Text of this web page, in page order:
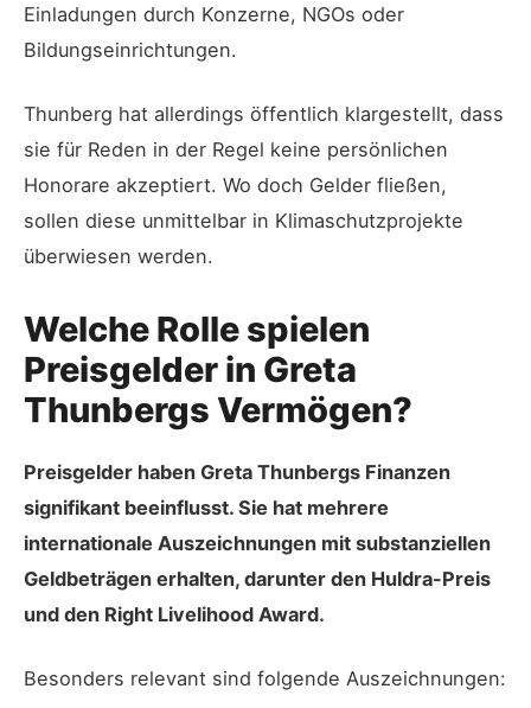
Einladungen durch Konzerne, NGOs oder
Bildungseinrichtungen.
Thunberg hat allerdings öffentlich klargestellt, dass
sie für Reden in der Regel keine persönlichen
Honorare akzeptiert. Wo doch Gelder fließen,
sollen diese unmittelbar in Klimaschutzprojekte
überwiesen werden.
Welche Rolle spielen
Preisgelder in Greta
Thunbergs Vermögen?
Preisgelder haben Greta Thunbergs Finanzen
signifikant beeinflusst. Sie hat mehrere
internationale Auszeichnungen mit substanziellen
Geldbeträgen erhalten, darunter den Huldra-Preis
und den Right Livelihood Award.
Besonders relevant sind folgende Auszeichnungen: